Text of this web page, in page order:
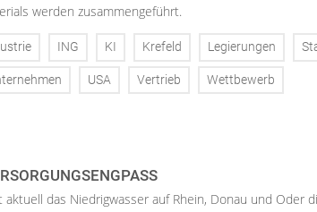
werden zusammengeführt.
ING KI Krefeld Legierungen
USA Vertrieb Wettbewerb
aktuell das Niedrigwasser auf Rhein, Donau und Oder